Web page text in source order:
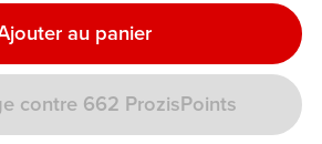
au panier
contre 662 ProzisPoints